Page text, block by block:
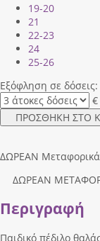
19-20
21
22-23
24
25-26
Εξόφληση σε δόσεις:
€
ΠΡΟΣΘΗΚΗ ΣΤΟ
ΔΩΡΕΑΝ Μεταφορικά
ΔΩΡΕΑΝ
Περιγραφή
Παιδικό πέδιλο